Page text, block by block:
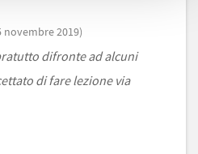
novembre 2019)
difronte ad alcuni
di fare lezione via